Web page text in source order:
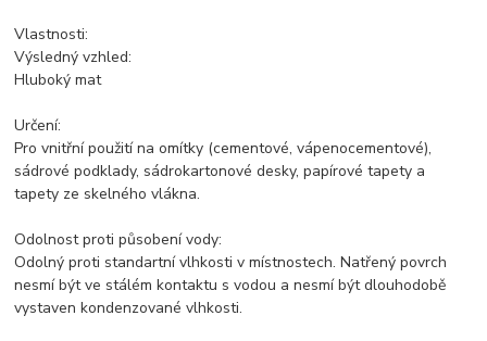
Vlastnosti:
Výsledný vzhled:
Hluboký mat
Určení:
Pro vnitřní použití na omítky (cementové, vápenocementové),
sádrové podklady, sádrokartonové desky, papírové tapety a
tapety ze skelného vlákna.
Odolnost proti působení vody:
Odolný proti standartní vlhkosti v místnostech. Natřený povrch
nesmí být ve stálém kontaktu s vodou a nesmí být dlouhodobě
vystaven kondenzované vlhkosti.